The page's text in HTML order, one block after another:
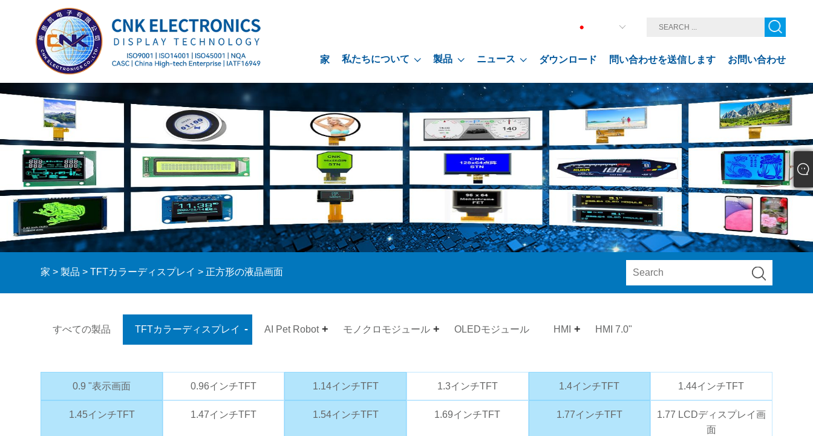
家 私たちについて 製品 ニュース ダウンロード 問い合わせを送信します お問い合わせ
家 > 製品 >TFTカラーディスプレイ > 正方形の液晶画面
すべての製品 TFTカラーディスプレイ AI Pet Robot モノクロモジュール OLEDモジュール HMI HMI 7.0"
0.9 "表示画面 0.96インチTFT 1.14インチTFT 1.3インチTFT 1.4インチTFT 1.44インチTFT
1.45インチTFT 1.47インチTFT 1.54インチTFT 1.69インチTFT 1.77インチTFT
1.77 LCDディスプレイ画
面